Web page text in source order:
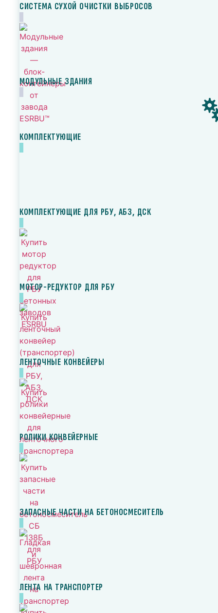
СИСТЕМА СУХОЙ ОЧИСТКИ ВЫБРОСОВ
МОДУЛЬНЫЕ ЗДАНИЯ
КОМПЛЕКТУЮЩИЕ
КОМПЛЕКТУЮЩИЕ ДЛЯ РБУ, АБЗ, ДСК
МОТОР-РЕДУКТОР ДЛЯ РБУ
ЛЕНТОЧНЫЕ КОНВЕЙЕРЫ
РОЛИКИ КОНВЕЙЕРНЫЕ
ЗАПАСНЫЕ ЧАСТИ НА БЕТОНОСМЕСИТЕЛЬ
ЛЕНТА НА ТРАНСПОРТЕР